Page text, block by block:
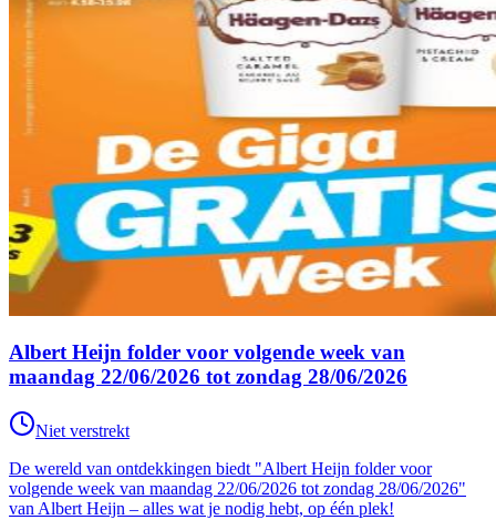
Albert Heijn folder voor volgende week van
maandag 22/06/2026 tot zondag 28/06/2026
Niet verstrekt
De wereld van ontdekkingen biedt "Albert Heijn folder voor
volgende week van maandag 22/06/2026 tot zondag 28/06/2026"
van Albert Heijn – alles wat je nodig hebt, op één plek!